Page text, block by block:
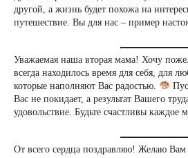
другой, а жизнь будет похожа на
путешествие. Вы для нас – пример
Уважаемая наша вторая мама! Хочу
всегда находилось время для себя, для
которые наполняют Вас радостью.
Вас не покидает, а результат Вашего
удовольствие. Будьте счастливы каждое
От всего сердца поздравляю! Желаю